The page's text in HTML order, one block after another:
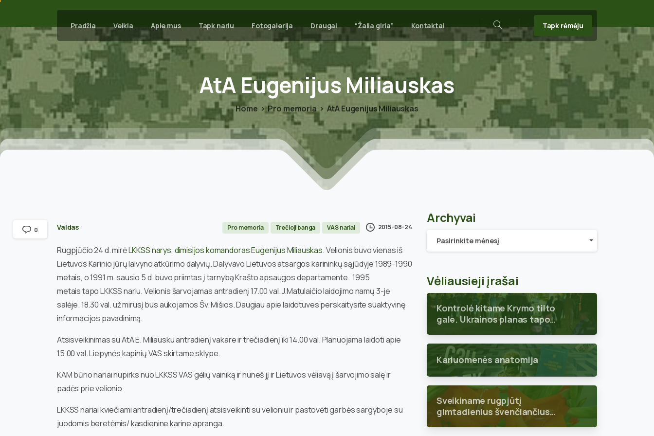
Pradžia Veikla Apie mus Tapk nariu Fotogalerija Draugai “Žalia giria” Kontaktai
Search
Tapk rėmėju
AtA Eugenijus Miliauskas
Home Pro memoria AtA Eugenijus Miliauskas
Valdas Pro memoria Trečioji banga VAS nariai 2015-08-24
Rugpjūčio 24 d. mirėLKKSS narys, dimisijos komandoras Eugenijus Miliauskas. Velionis buvo vienas iš
Lietuvos Karinio jūrų laivyno atkūrimo dalyvių. Dalyvavo Lietuvos atsargos karininkų sąjūdyje 1989-1990
metais, o 1991 m. sausio 5 d. buvo priimtas į tarnybą Krašto apsaugos departamente. 1995
metais tapo LKKSS nariu. Velionis šarvojamas antradienį 17.00 val. J.Matulaičio laidojimo namų 3-je
salėje. 18.30 val. už mirusį bus aukojamos Šv. Mišios. Daugiau apie laidotuves perskaitysite suaktyvinę
informacijos pavadinimą.
Atsisveikinimas su AtA E. Miliausku antradienį vakare ir trečiadienį iki 14.00 val. Planuojama laidoti apie
15.00 val. Liepynės kapinių VAS skirtame sklype.
KAM būrio nariai nupirks nuo LKKSS VAS gėlių vainiką ir nuneš jį ir Lietuvos vėliavą į šarvojimo salę ir
padės prie velionio.
LKKSS nariai kviečiami antradienį/trečiadienį atsisveikinti su velioniu ir pastovėti garbės sargyboje su
juodomis beretėmis/ kasdienine karine apranga.
0
Archyvai
Archyvai
Pasirinkite mėnesį
Vėliausieji įrašai
Kontrolė kitame Krymo tilto
gale. Ukrainos planas tapo
Kariuomenės anatomija
Sveikiname rugpjūtį
gimtadienius švenčiančius
skyriaus narius